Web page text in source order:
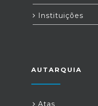
Instituições
AUTARQUIA
Atas